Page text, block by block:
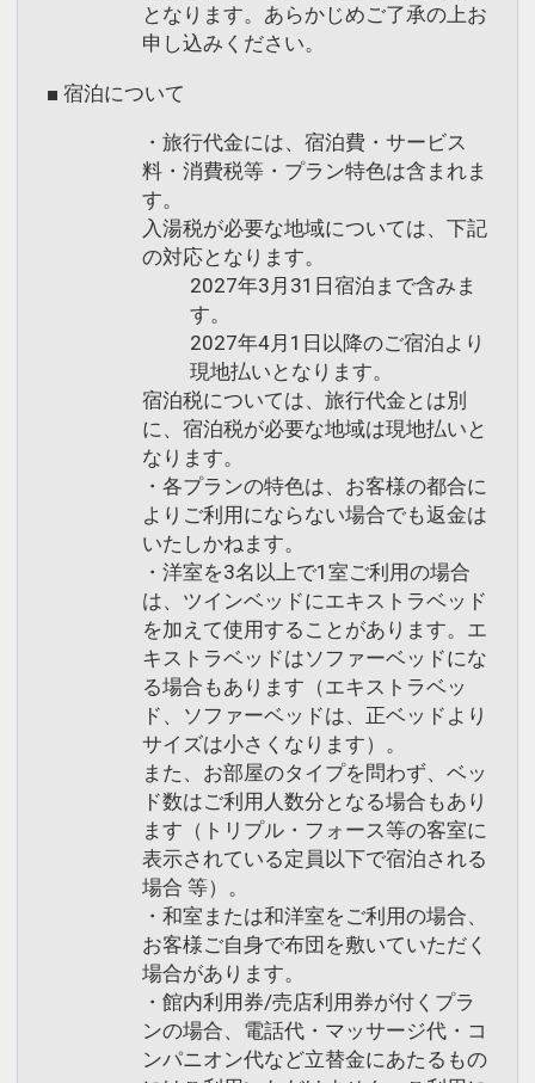
月31日
インターネットコース番号：DP-2-
200000003359
となります。あらかじめご了承の上お
申し込みください。
■ 宿泊について
・旅行代金には、宿泊費・サービス
料・消費税等・プラン特色は含まれま
す。
入湯税が必要な地域については、下記
の対応となります。
2027年3月31日宿泊まで含みま
す。
2027年4月1日以降のご宿泊より
現地払いとなります。
宿泊税については、旅行代金とは別
に、宿泊税が必要な地域は現地払いと
なります。
・各プランの特色は、お客様の都合に
よりご利用にならない場合でも返金は
いたしかねます。
・洋室を3名以上で1室ご利用の場合
は、ツインベッドにエキストラベッド
を加えて使用することがあります。エ
キストラベッドはソファーベッドにな
る場合もあります（エキストラベッ
ド、ソファーベッドは、正ベッドより
サイズは小さくなります）。
また、お部屋のタイプを問わず、ベッ
ド数はご利用人数分となる場合もあり
ます（トリプル・フォース等の客室に
表示されている定員以下で宿泊される
場合 等）。
・和室または和洋室をご利用の場合、
お客様ご自身で布団を敷いていただく
場合があります。
・館内利用券/売店利用券が付くプラ
ンの場合、電話代・マッサージ代・コ
ンパニオン代など立替金にあたるもの